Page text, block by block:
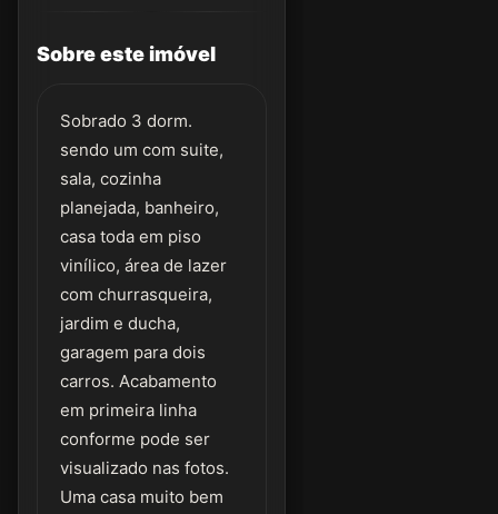
Sobre este imóvel
Sobrado 3 dorm.
sendo um com suite,
sala, cozinha
planejada, banheiro,
casa toda em piso
vinílico, área de lazer
com churrasqueira,
jardim e ducha,
garagem para dois
carros. Acabamento
em primeira linha
conforme pode ser
visualizado nas fotos.
Uma casa muito bem